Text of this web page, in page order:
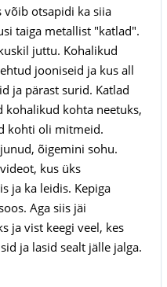
võib otsapidi ka siia
taiga metallist "katlad".
juttu. Kohalikud
jooniseid ja kus all
ja pärast surid. Katlad
kohalikud kohta neetuks,
kohti oli mitmeid.
õigemini sohu.
kus üks
ja ka leidis. Kepiga
Aga siis jäi
ja vist keegi veel, kes
ja lasid sealt jälle jalga.